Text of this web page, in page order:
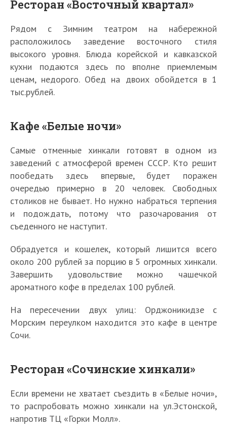
Ресторан «Восточный квартал»
Рядом с Зимним театром на набережной
расположилось заведение восточного стиля
высокого уровня. Блюда корейской и кавказской
кухни подаются здесь по вполне приемлемым
ценам, недорого. Обед на двоих обойдется в 1
тыс.рублей.
Кафе «Белые ночи»
Самые отменные хинкали готовят в одном из
заведений с атмосферой времен СССР. Кто решит
пообедать здесь впервые, будет поражен
очередью примерно в 20 человек. Свободных
столиков не бывает. Но нужно набраться терпения
и подождать, потому что разочарования от
съеденного не наступит.
Обрадуется и кошелек, который лишится всего
около 200 рублей за порцию в 5 огромных хинкали.
Завершить удовольствие можно чашечкой
ароматного кофе в пределах 100 рублей.
На пересечении двух улиц: Орджоникидзе с
Морским переулком находится это кафе в центре
Сочи.
Ресторан «Сочинские хинкали»
Если времени не хватает съездить в «Белые ночи»,
то распробовать можно хинкали на ул.Эстонской,
напротив ТЦ «Горки Молл».